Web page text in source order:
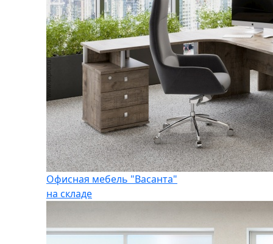
Офисная мебель "Васанта"
на складе